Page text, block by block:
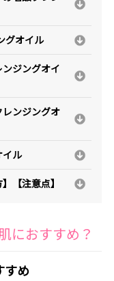
グオイル
ンジングオイ
レンジングオ
イル
【注意点】
におすすめ？
すめ